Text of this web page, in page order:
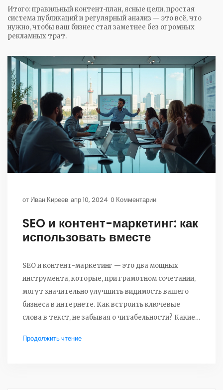
Итого: правильный контент‑план, ясные цели, простая
система публикаций и регулярный анализ — это всё, что
нужно, чтобы ваш бизнес стал заметнее без огромных
рекламных трат.
от Иван Киреев апр 10, 2024 0 Комментарии
SEO и контент-маркетинг: как
использовать вместе
SEO и контент-маркетинг — это два мощных
инструмента, которые, при грамотном сочетании,
могут значительно улучшить видимость вашего
бизнеса в интернете. Как встроить ключевые
слова в текст, не забывая о читабельности? Какие
работают лучше всего? Узнайте, как известные
Продолжить чтение